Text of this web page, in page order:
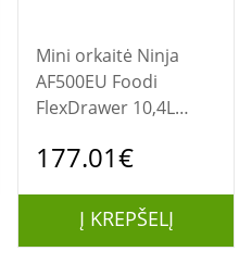
Mini orkaitė Ninja
AF500EU Foodi
FlexDrawer 10,4L
177.01€
Į KREPŠELĮ